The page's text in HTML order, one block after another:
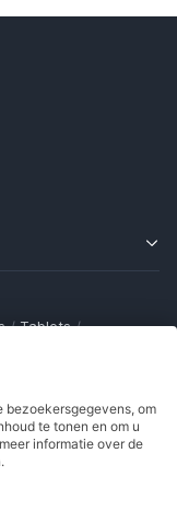
/ Tablets /
/
/ Refurbished
bezoekersgegevens, om
te tonen en om u
informatie over de